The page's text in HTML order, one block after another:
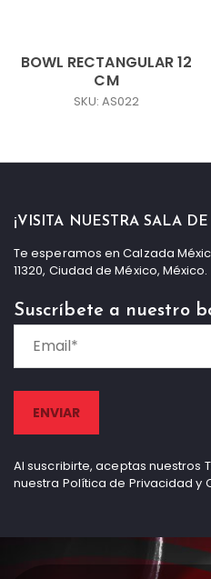
BOWL RECTANGULAR 12
CM
SKU: AS022
¡VISITA NUESTRA SALA
Te esperamos en Calzada
11320, Ciudad de México, México.
Suscríbete a nuestro
Al suscribirte, aceptas nuestros
nuestra Política de Privacidad y